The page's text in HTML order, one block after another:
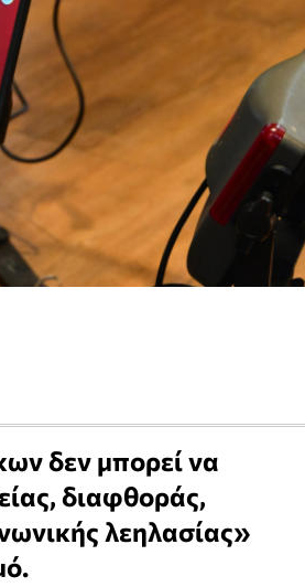
δεν μπορεί να
διαφθοράς,
λεηλασίας»